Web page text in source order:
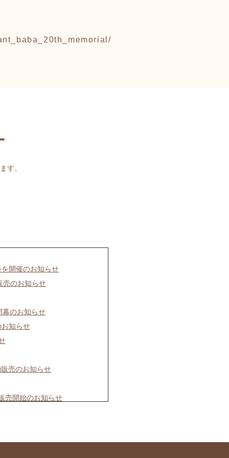
す。
開催のお知らせ
売のお知らせ
幕のお知らせ
知らせ
売のお知らせ
売開始のお知らせ
開催中のお知らせ